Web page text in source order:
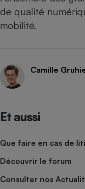
de qualité
mobilité.
Camille
Et aussi
Que faire en cas de
Découvrir le forum
Consulter nos